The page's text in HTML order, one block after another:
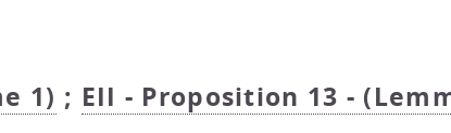
1) ; EII - Proposition 13 -